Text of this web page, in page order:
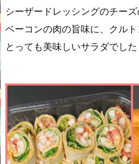
シーザードレッシングのチーズ
ベーコンの肉の旨味に、クルト
とっても美味しいサラダでした